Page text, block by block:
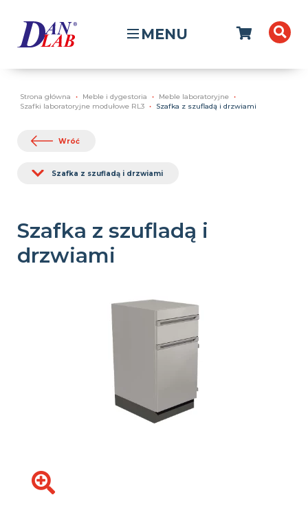
MENU
Strona główna Meble i dygestoria
Meble laboratoryjne
Szafki laboratoryjne modułowe RL3
Szafka z szufladą i drzwiami
Wróć
Szafka z szufladą i drzwiami
Szafka z szufladą i
drzwiami